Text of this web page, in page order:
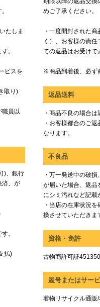
たしま
。
ビスを
取り)
職員以
)、銀行
済、が
。
払)
めご了承ください。
・一度開封された
く）、お客様の責
ての返品はお受けで
※商品到着後、必ず
返品送料
・商品不良の場合
・お客様都合のご
なります。
不良品
・万一発送中の破
が届いた場合、返品
にシミ汚れなど記載
・当店の在庫状況
換させていただきま
資格・免許
古物商許可証
屋号またはサー
着物リサイクル通販